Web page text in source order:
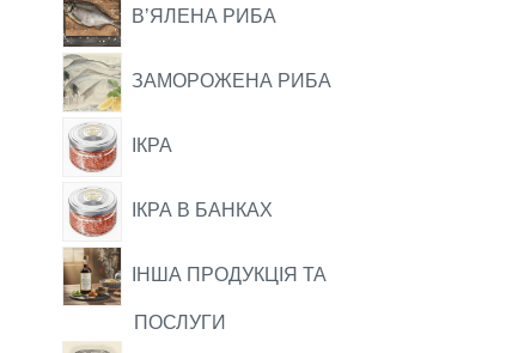
ВʼЯЛЕНА РИБА
ЗАМОРОЖЕНА РИБА
ІКРА
ІКРА В БАНКАХ
ІНША ПРОДУКЦІЯ ТА
ПОСЛУГИ